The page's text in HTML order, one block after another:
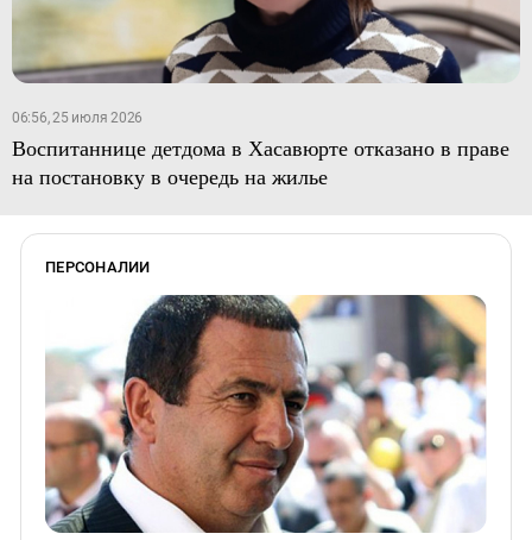
06:56, 25 июля 2026
Воспитаннице детдома в Хасавюрте отказано в праве
на постановку в очередь на жилье
ПЕРСОНАЛИИ